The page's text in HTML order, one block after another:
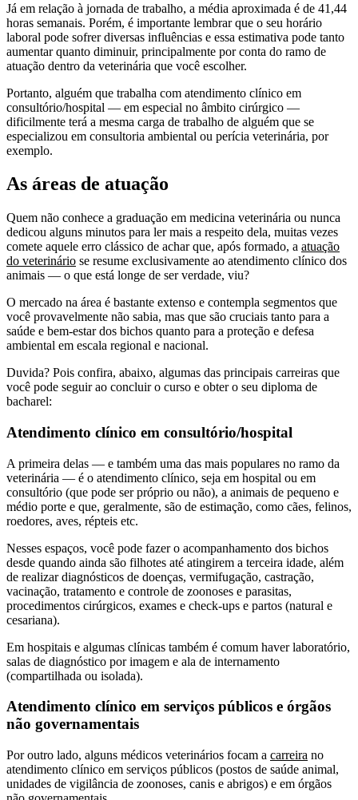
Já em relação à jornada de trabalho, a média aproximada é de 41,44
horas semanais. Porém, é importante lembrar que o seu horário
laboral pode sofrer diversas influências e essa estimativa pode tanto
aumentar quanto diminuir, principalmente por conta do ramo de
atuação dentro da veterinária que você escolher.
Portanto, alguém que trabalha com atendimento clínico em
consultório/hospital — em especial no âmbito cirúrgico —
dificilmente terá a mesma carga de trabalho de alguém que se
especializou em consultoria ambiental ou perícia veterinária, por
exemplo.
As áreas de atuação
Quem não conhece a graduação em medicina veterinária ou nunca
dedicou alguns minutos para ler mais a respeito dela, muitas vezes
comete aquele erro clássico de achar que, após formado, a atuação
do veterinário se resume exclusivamente ao atendimento clínico dos
animais — o que está longe de ser verdade, viu?
O mercado na área é bastante extenso e contempla segmentos que
você provavelmente não sabia, mas que são cruciais tanto para a
saúde e bem-estar dos bichos quanto para a proteção e defesa
ambiental em escala regional e nacional.
Duvida? Pois confira, abaixo, algumas das principais carreiras que
você pode seguir ao concluir o curso e obter o seu diploma de
bacharel:
Atendimento clínico em consultório/hospital
A primeira delas — e também uma das mais populares no ramo da
veterinária — é o atendimento clínico, seja em hospital ou em
consultório (que pode ser próprio ou não), a animais de pequeno e
médio porte e que, geralmente, são de estimação, como cães, felinos,
roedores, aves, répteis etc.
Nesses espaços, você pode fazer o acompanhamento dos bichos
desde quando ainda são filhotes até atingirem a terceira idade, além
de realizar diagnósticos de doenças, vermifugação, castração,
vacinação, tratamento e controle de zoonoses e parasitas,
procedimentos cirúrgicos, exames e check-ups e partos (natural e
cesariana).
Em hospitais e algumas clínicas também é comum haver laboratório,
salas de diagnóstico por imagem e ala de internamento
(compartilhada ou isolada).
Atendimento clínico em serviços públicos e órgãos
não governamentais
Por outro lado, alguns médicos veterinários focam a carreira no
atendimento clínico em serviços públicos (postos de saúde animal,
unidades de vigilância de zoonoses, canis e abrigos) e em órgãos